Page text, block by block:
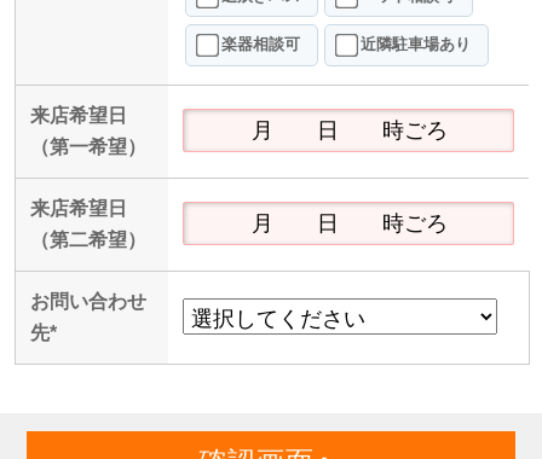
楽器相談可 近隣駐車場あり
来店希望日
（第一希望）
来店希望日
（第二希望）
お問い合わせ
先*